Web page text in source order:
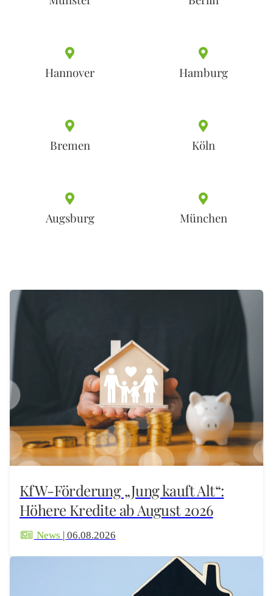
Hannover Hamburg
Bremen Köln
Augsburg München
KfW-Förderung „Jung kauft Alt“:
Höhere Kredite ab August 2026
News | 06.08.2026